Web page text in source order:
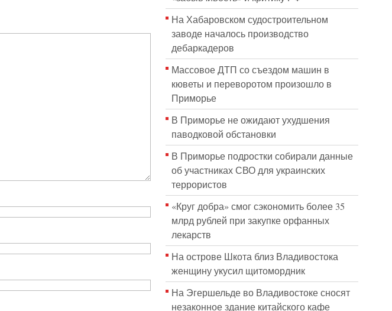
На Хабаровском судостроительном
заводе началось производство
дебаркадеров
Массовое ДТП со съездом машин в
кюветы и переворотом произошло в
Приморье
В Приморье не ожидают ухудшения
паводковой обстановки
В Приморье подростки собирали данные
об участниках СВО для украинских
террористов
«Круг добра» смог сэкономить более 35
млрд рублей при закупке орфанных
лекарств
На острове Шкота близ Владивостока
женщину укусил щитомордник
На Эгершельде во Владивостоке сносят
незаконное здание китайского кафе